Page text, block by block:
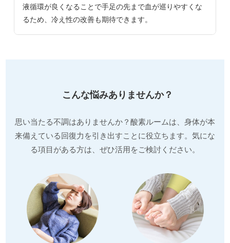
液循環が良くなることで手足の先まで血が巡りやすくな
るため、冷え性の改善も期待できます。
こんな悩みありませんか？
思い当たる不調はありませんか？酸素ルームは、身体が本
来備えている回復力を引き出すことに役立ちます。気にな
る項目がある方は、ぜひ活用をご検討ください。